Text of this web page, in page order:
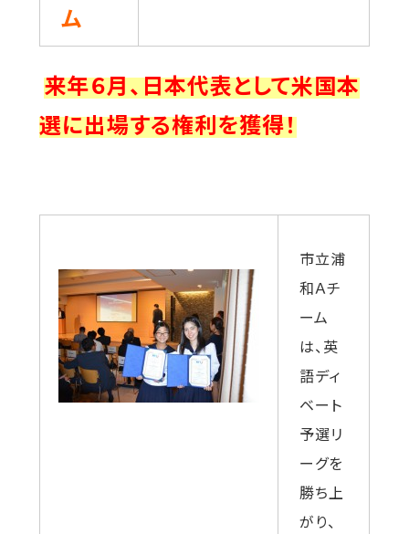
ム
来年６月、日本代表として米国本
選に出場する権利を獲得！
市立浦
和Ａチ
ーム
は、英
語ディ
ベート
予選リ
ーグを
勝ち上
がり、